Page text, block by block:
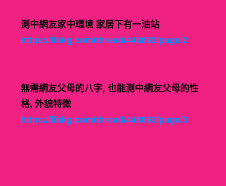
測中網友家中環境 家居下有一油站
https://lihkg.com/thread/448693/page/2
無需網友父母的八字, 也能測中網友父母的性
格, 外貌特徵
https://lihkg.com/thread/448693/page/3